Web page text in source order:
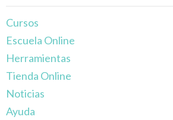
Cursos
Escuela Online
Herramientas
Tienda Online
Noticias
Ayuda